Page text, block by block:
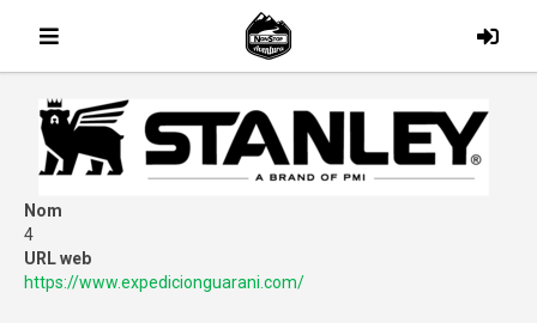
Nom
4
URL web
https://www.expedicionguarani.com/